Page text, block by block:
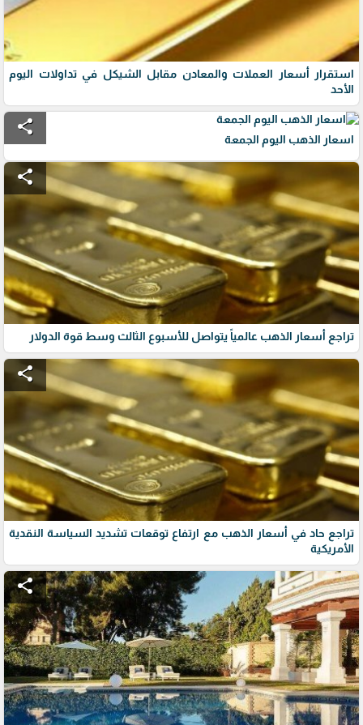
استقرار أسعار العملات والمعادن مقابل الشيكل في تداولات اليوم
الأحد
share
اسعار الذهب اليوم الجمعة
share
تراجع أسعار الذهب عالمياً يتواصل للأسبوع الثالث وسط قوة الدولار
share
تراجع حاد في أسعار الذهب مع ارتفاع توقعات تشديد السياسة النقدية
الأمريكية
share